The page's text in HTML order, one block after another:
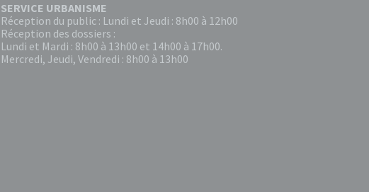
SERVICE URBANISME
Réception du public : Lundi et Jeudi : 8h00 à 12h00
Réception des dossiers :
Lundi et Mardi : 8h00 à 13h00 et 14h00 à 17h00.
Mercredi, Jeudi, Vendredi : 8h00 à 13h00